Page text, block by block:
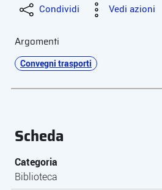
Condividi Vedi azioni
Argomenti
Convegni trasporti
Scheda
Categoria
Biblioteca